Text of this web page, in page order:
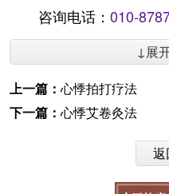
咨询电话： 010-
↓展
上一篇： 心悸拍打疗法
下一篇： 心悸艾卷灸法
返